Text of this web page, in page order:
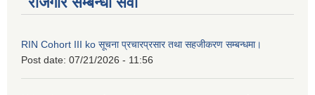
RIN Cohort III ko सूचना प्रचारप्रसार तथा सहजीकरण सम्बन्धमा।
Post date: 07/21/2026 - 11:56